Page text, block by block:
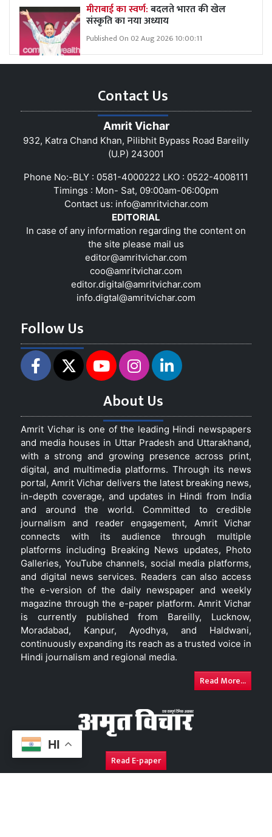
HI
मीराबाई का स्वर्ण:बदलते भारत की खेल
संस्कृति का नया अध्याय
Published On 02 Aug 2026 10:00:11
Contact Us
Amrit Vichar
932, Katra Chand Khan, Pilibhit Bypass Road Bareilly
(U.P) 243001
Phone No:-BLY : 0581-4000222 LKO : 0522-4008111
Timings : Mon- Sat, 09:00am-06:00pm
Contact us: info@amritvichar.com
EDITORIAL
In case of any information regarding the content on
the site please mail us
editor@amritvichar.com
coo@amritvichar.com
editor.digital@amritvichar.com
info.digtal@amritvichar.com
Follow Us
About Us
Amrit Vichar is one of the leading Hindi newspapers
and media houses in Uttar Pradesh and Uttarakhand,
with a strong and growing presence across print,
digital, and multimedia platforms. Through its news
portal, Amrit Vichar delivers the latest breaking news,
in-depth coverage, and updates in Hindi from India
and around the world. Committed to credible
journalism and reader engagement, Amrit Vichar
connects with its audience through multiple
platforms including Breaking News updates, Photo
Galleries, YouTube channels, social media platforms,
and digital news services. Readers can also access
the e-version of the daily newspaper and weekly
magazine through the e-paper platform. Amrit Vichar
is currently published from Bareilly, Lucknow,
Moradabad, Kanpur, Ayodhya, and Haldwani,
continuously expanding its reach as a trusted voice in
Hindi journalism and regional media.
Read More...
Read E-paper